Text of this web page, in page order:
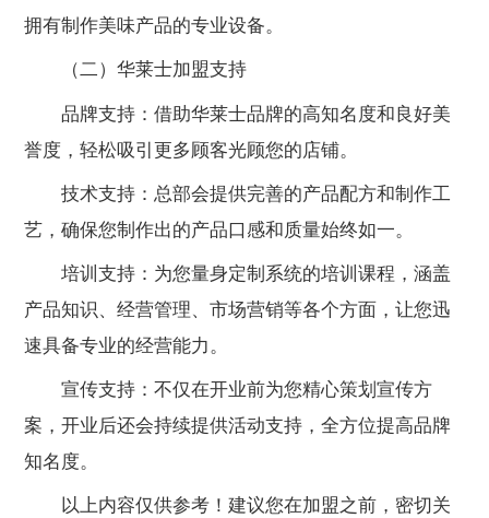
拥有制作美味产品的专业设备。
（二）华莱士加盟支持
品牌支持：借助华莱士品牌的高知名度和良好美
誉度，轻松吸引更多顾客光顾您的店铺。
技术支持：总部会提供完善的产品配方和制作工
艺，确保您制作出的产品口感和质量始终如一。
培训支持：为您量身定制系统的培训课程，涵盖
产品知识、经营管理、市场营销等各个方面，让您迅
速具备专业的经营能力。
宣传支持：不仅在开业前为您精心策划宣传方
案，开业后还会持续提供活动支持，全方位提高品牌
知名度。
以上内容仅供参考！建议您在加盟之前，密切关